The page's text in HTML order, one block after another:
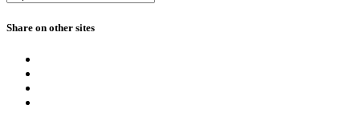
Share on other sites